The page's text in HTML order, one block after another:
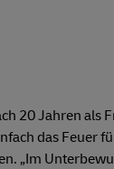
20 Jahren als
das Feuer
„Im